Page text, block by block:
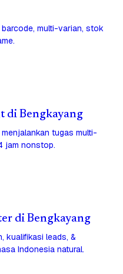
multi-varian, stok
di Bengkayang
tugas multi-
jam nonstop.
di Bengkayang
kualifikasi leads, &
Indonesia natural.